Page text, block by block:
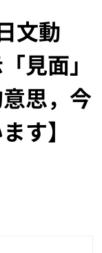
文動
見面」
思，今
す】